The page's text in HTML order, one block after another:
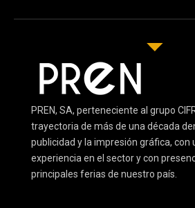
PREN, SA, perteneciente al grupo
trayectoria de más de una década
publicidad y la impresión gráfica, con
experiencia en el sector y con
principales ferias de nuestro país.